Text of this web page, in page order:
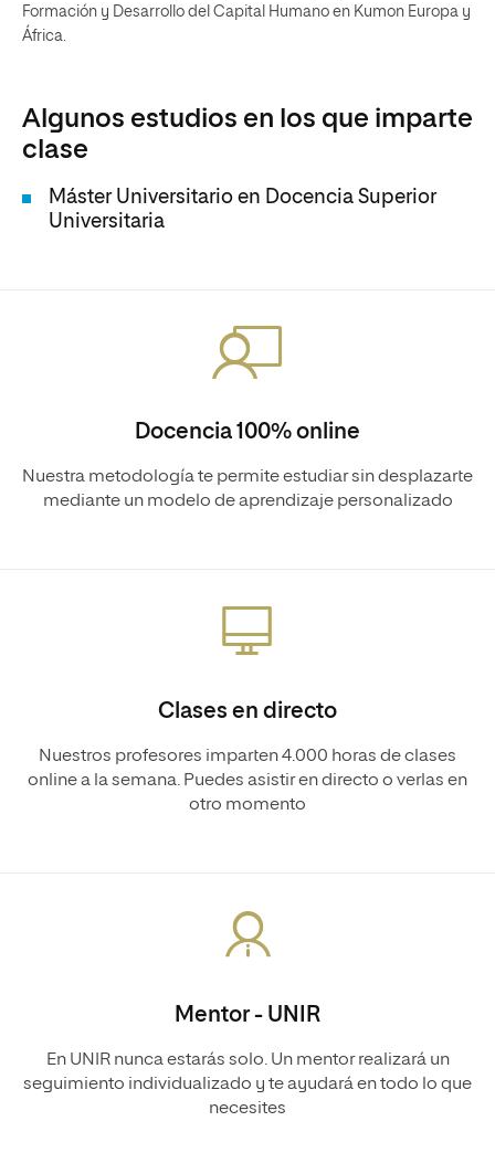
Formación y Desarrollo del Capital Humano en Kumon Europa y
África.
Algunos estudios en los que imparte
clase
Máster Universitario en Docencia Superior
Universitaria
Docencia 100% online
Nuestra metodología te permite estudiar sin desplazarte
mediante un modelo de aprendizaje personalizado
Clases en directo
Nuestros profesores imparten 4.000 horas de clases
online a la semana. Puedes asistir en directo o verlas en
otro momento
Mentor - UNIR
En UNIR nunca estarás solo. Un mentor realizará un
seguimiento individualizado y te ayudará en todo lo que
necesites